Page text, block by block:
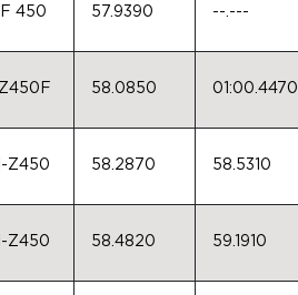
450 57.9390 --.---
58.0850 01:00.4470
Z450 58.2870 58.5310
Z450 58.4820 59.1910